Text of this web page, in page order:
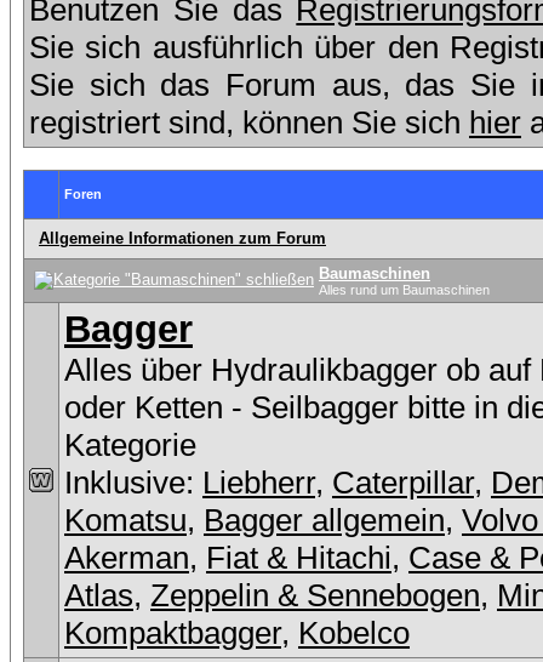
Benutzen Sie das
Sie sich ausführlich über den
Sie sich das Forum aus, das Sie
registriert sind, können Sie sich hier
Foren
Allgemeine Informationen zum Forum
Baumaschinen
Alles rund um Baumaschinen
Bagger
Alles über Hydraulikbagger ob auf
oder Ketten - Seilbagger bitte in
Kategorie
Inklusive: Liebherr, Caterpillar,
Komatsu, Bagger allgemein,
Akerman, Fiat & Hitachi, Case &
Atlas, Zeppelin & Sennebogen,
Kompaktbagger, Kobelco